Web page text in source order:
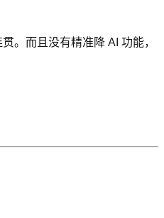
。而且没有精准降 AI 功能，